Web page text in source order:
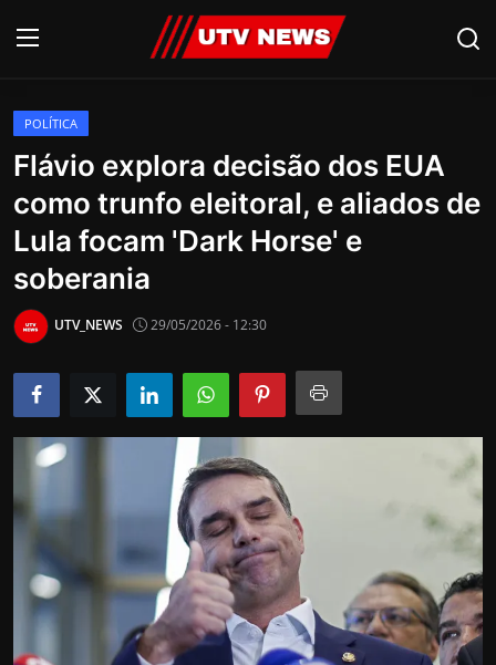
AO VIVO
PIRACICABA
CAMPINAS
LIMEIRA
Economia
Cultura
Internacional
APOIE
Educação
POLÍTICA
Flávio explora decisão dos EUA
como trunfo eleitoral, e aliados de
Lula focam 'Dark Horse' e
soberania
UTV_NEWS 29/05/2026 - 12:30